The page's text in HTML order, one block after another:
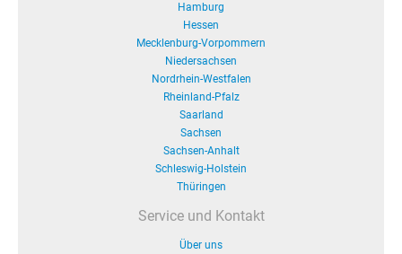
Hamburg
Hessen
Mecklenburg-Vorpommern
Niedersachsen
Nordrhein-Westfalen
Rheinland-Pfalz
Saarland
Sachsen
Sachsen-Anhalt
Schleswig-Holstein
Thüringen
Service und Kontakt
Über uns